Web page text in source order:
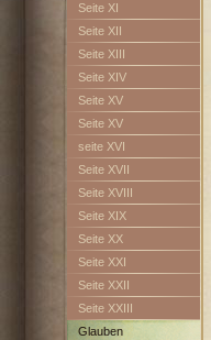
Seite XI
Seite XII
Seite XIII
Seite XIV
Seite XV
Seite XV
seite XVI
Seite XVII
Seite XVIII
Seite XIX
Seite XX
Seite XXI
Seite XXII
Seite XXIII
Glauben